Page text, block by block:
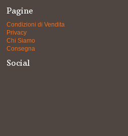
Pagine
Condizioni di Vendita
Privacy
Chi Siamo
Consegna
Social